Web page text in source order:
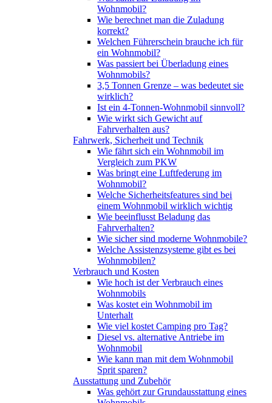
Wohnmobil?
Wie berechnet man die Zuladung
korrekt?
Welchen Führerschein brauche ich für
ein Wohnmobil?
Was passiert bei Überladung eines
Wohnmobils?
3,5 Tonnen Grenze – was bedeutet sie
wirklich?
Ist ein 4-Tonnen-Wohnmobil sinnvoll?
Wie wirkt sich Gewicht auf
Fahrverhalten aus?
Fahrwerk, Sicherheit und Technik
Wie fährt sich ein Wohnmobil im
Vergleich zum PKW
Was bringt eine Luftfederung im
Wohnmobil?
Welche Sicherheitsfeatures sind bei
einem Wohnmobil wirklich wichtig
Wie beeinflusst Beladung das
Fahrverhalten?
Wie sicher sind moderne Wohnmobile?
Welche Assistenzsysteme gibt es bei
Wohnmobilen?
Verbrauch und Kosten
Wie hoch ist der Verbrauch eines
Wohnmobils
Was kostet ein Wohnmobil im
Unterhalt
Wie viel kostet Camping pro Tag?
Diesel vs. alternative Antriebe im
Wohnmobil
Wie kann man mit dem Wohnmobil
Sprit sparen?
Ausstattung und Zubehör
Was gehört zur Grundausstattung eines